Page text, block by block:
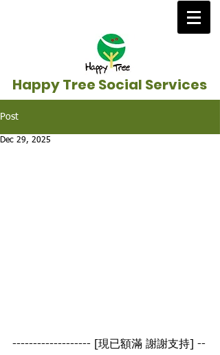
Happy Tree Social Services
Post
Dec 29, 2025
------------------- [現已額滿 謝謝支持] --